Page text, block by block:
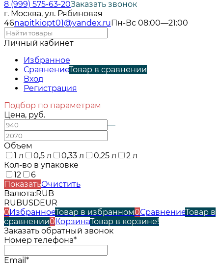
8 (999) 575-63-20Заказать звонок
г. Москва, ул. Рябиновая
46napitkiopt01@yandex.ruПн-Вс 08:00—21:00
Личный кабинет
Избранное
СравнениеТовар в сравнении
Вход
Регистрация
Подбор по параметрам
Цена, руб.
—
Объем
1 л
0,5 л 0,33 л 0,25 л
2 л
Кол-во в упаковке
12
6
ПоказатьОчистить
Валюта:RUB
RUBUSDEUR
0ИзбранноеТовар в избранном0СравнениеТовар в
сравнении0КорзинаТовар в корзине!
Заказать обратный звонок
Номер телефона*
Email*